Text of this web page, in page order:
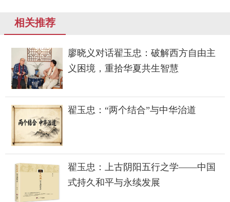
相关推荐
廖晓义对话翟玉忠：破解西方自由主
义困境，重拾华夏共生智慧
翟玉忠：“两个结合”与中华治道
翟玉忠：上古阴阳五行之学——中国
式持久和平与永续发展